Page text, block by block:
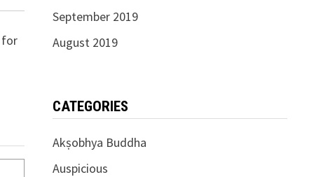
for
September 2019
August 2019
CATEGORIES
Akṣobhya Buddha
Auspicious